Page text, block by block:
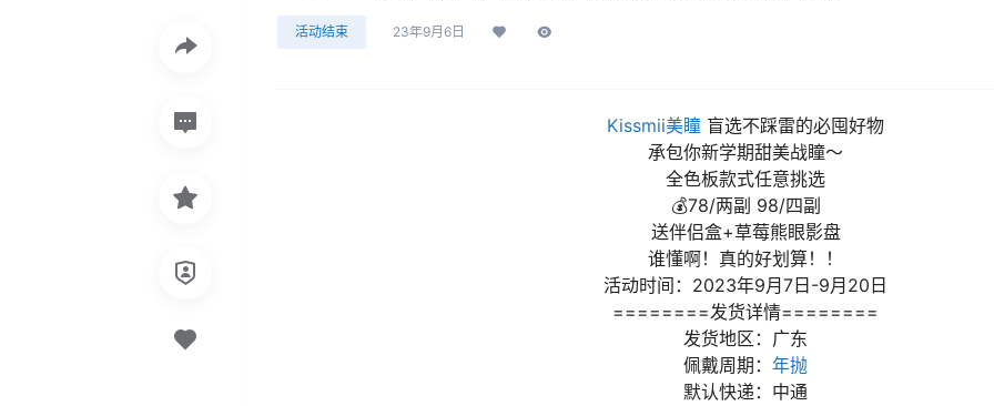
活动结束 23年9月6日
Kissmii美瞳 盲选不踩雷的必囤好物
承包你新学期甜美战瞳～
全色板款式任意挑选
💰78/两副 98/四副
送伴侣盒+草莓熊眼影盘
谁懂啊！真的好划算！！
活动时间：2023年9月7日-9月20日
========发货详情========
发货地区：广东
佩戴周期： 年抛
默认快递：中通